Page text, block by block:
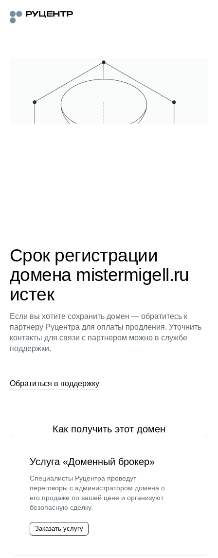
Срок регистрации
домена mistermigell.ru
истек
Если вы хотите сохранить домен — обратитесь к
партнеру Руцентра для оплаты продления. Уточнить
контакты для связи с партнером можно в службе
поддержки.
Обратиться в поддержку
Как получить этот домен
Услуга «Доменный брокер»
Специалисты Руцентра проведут
переговоры с администратором домена о
его продаже по вашей цене и организуют
безопасную сделку.
Заказать услугу